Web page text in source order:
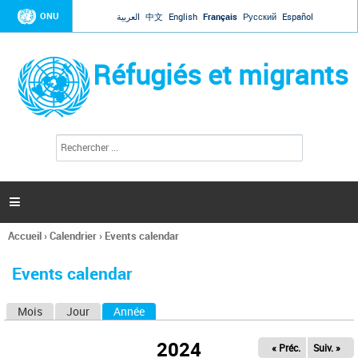
Jump to navigation
ONU العربية 中文 English Français Русский Español
Réfugiés et migrants
l
c
h
e

Vous
ici
Accueil›Calendrier› Events calendar
Events calendar
Mois Jour Année
2024 « Préc. Suiv. »